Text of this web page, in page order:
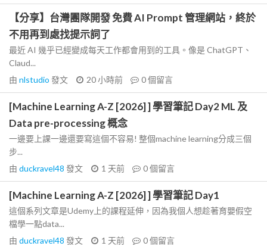
【分享】台灣團隊開發 免費 AI Prompt 管理網站，終於
不用再到處找提示詞了
最近 AI 幾乎已經變成每天工作都會用到的工具。像是 ChatGPT、
Claud...
由 nlstudio 發文 20 小時前 0個留言
[Machine Learning A-Z [2026] ] 學習筆記 Day2 ML 及
Data pre-processing 概念
一邊要上課一邊還要寫這個不容易! 整個machine learning分成三個
步...
由 duckravel48 發文 1 天前 0個留言
[Machine Learning A-Z [2026] ] 學習筆記 Day1
這個系列文章是Udemy上的課程延伸，因為我個人想趁著育嬰假空
檔學一點data...
由 duckravel48 發文 1 天前 0個留言